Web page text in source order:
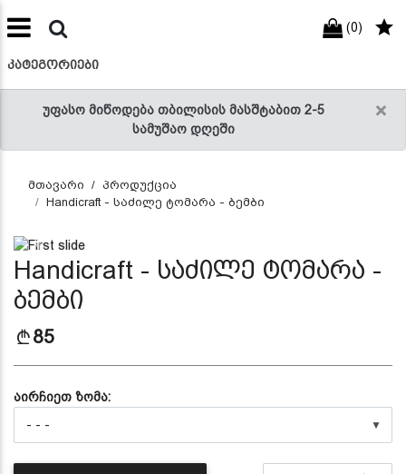
×
უფასო მიწოდება თბილისის მასშტაბით 2-5
სამუშაო დღეში
(0)
ᲙᲐᲢᲔᲒᲝᲠᲘᲔᲑᲘ
მთავარი
პროდუქცია
Handicraft - საძილე ტომარა - ბემბი
Previous
Handicraft - საძილე ტომარა -
ბემბი
85
აირჩიეთ ზომა:
▼